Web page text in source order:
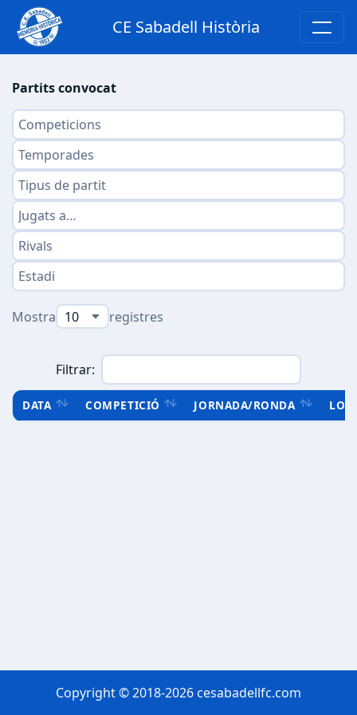
CE Sabadell Història
Partits convocat
Mostra registres
Filtrar:
DATA COMPETICIÓ JORNADA/RONDA
Copyright © 2018-2026 cesabadellfc.com